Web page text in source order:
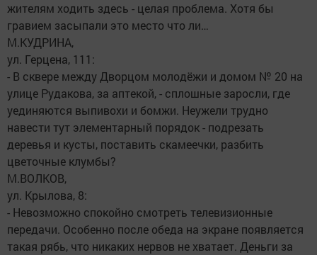
жителям ходить здесь - целая проблема. Хотя бы
гравием засыпали это место что ли…
М.КУДРИНА,
ул. Герцена, 111:
- В сквере между Дворцом молодёжи и домом № 20 на
улице Рудакова, за аптекой, - сплошные заросли, где
уединяются выпивохи и бомжи. Неужели трудно
навести тут элементарный порядок - подрезать
деревья и кусты, поставить скамеечки, разбить
цветочные клумбы?
М.ВОЛКОВ,
ул. Крылова, 8:
- Невозможно спокойно смотреть телевизионные
передачи. Особенно после обеда на экране появляется
такая рябь, что никаких нервов не хватает. Деньги за